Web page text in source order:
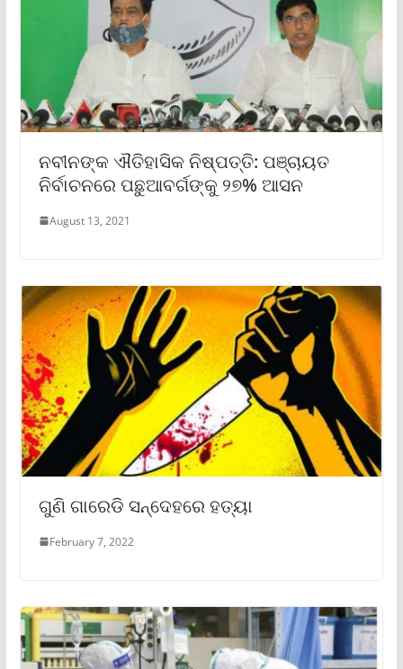
ନବୀନଙ୍କ ଐତିହାସିକ ନିଷ୍ପତ୍ତି: ପଞ୍ଚାୟତ
ନିର୍ବାଚନରେ ପଛୁଆବର୍ଗଙ୍କୁ ୨୭% ଆସନ
August 13, 2021
ଗୁଣି ଗାରେଡି ସନ୍ଦେହରେ ହତ୍ୟା
February 7, 2022